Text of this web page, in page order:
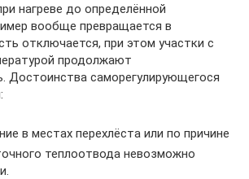
нагреве до определённой
вообще превращается в
отключается, при этом участки с
продолжают
Достоинства саморегулирующегося
в местах перехлёста или по причине
теплоотвода невозможно